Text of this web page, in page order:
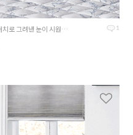
1
다양한 꽃과 가지를🌿 세밀하고 정교한 펜과 붓터치로 그려낸 눈이 시원한 더데이 시리즈